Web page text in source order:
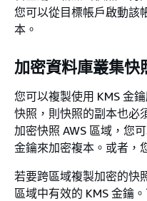
您可以從目標帳戶啟動該
本。
加密資料庫叢集快
您可以複製使用 KMS 金
快照，則快照的副本也必
加密快照 AWS 區域，您
金鑰來加密複本。或者，
若要跨區域複製加密的快
區域中有效的 KMS 金鑰